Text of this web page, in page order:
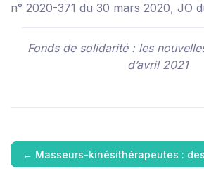
n° 2020-371 du 30 mars 2020, JO
Fonds de solidarité : les
d’avril 2021
← Masseurs-kinésithérapeutes :